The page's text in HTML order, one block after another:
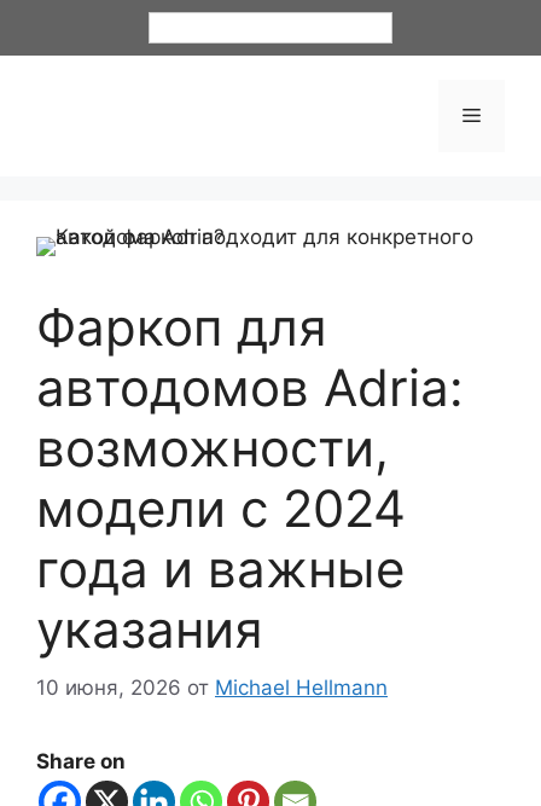
Фаркоп для
автодомов Adria:
возможности,
модели с 2024
года и важные
указания
10 июня, 2026 от Michael Hellmann
Share on